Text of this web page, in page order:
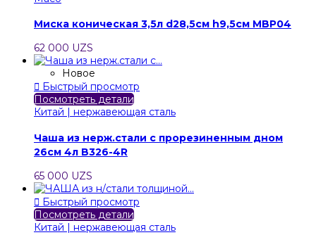
Миска коническая 3,5л d28,5см h9,5см MBP04
62 000 UZS
Новое
 Быстрый просмотр
Посмотреть детали
Китай | нержавеющая сталь
Чаша из нерж.стали с прорезиненным дном
26см 4л B326-4R
65 000 UZS
 Быстрый просмотр
Посмотреть детали
Китай | нержавеющая сталь